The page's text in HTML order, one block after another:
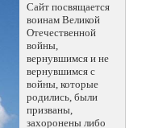
Сайт посвящается
воинам Великой
Отечественной
войны,
вернувшимся и не
вернувшимся с
войны, которые
родились, были
призваны,
захоронены либо